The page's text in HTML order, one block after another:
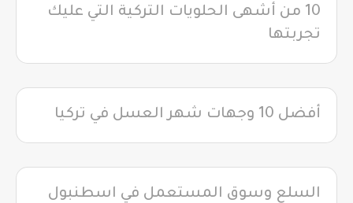
10 من أشهى الحلويات التركية التي عليك
تجربتها
أفضل 10 وجهات شهر العسل في تركيا
السلع وسوق المستعمل في اسطنبول